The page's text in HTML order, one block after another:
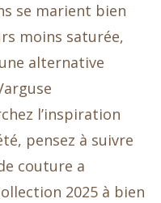
se marient bien
moins saturée,
alternative
l’inspiration
pensez à suivre
couture a
2025 à bien